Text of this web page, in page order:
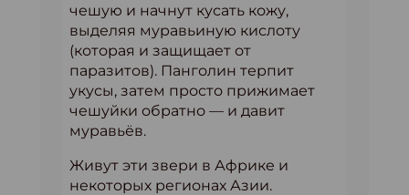
чешую и начнут кусать кожу,
выделяя муравьиную кислоту
(которая и защищает от
паразитов). Панголин терпит
укусы, затем просто прижимает
чешуйки обратно — и давит
муравьёв.
Живут эти звери в Африке и
некоторых регионах Азии.